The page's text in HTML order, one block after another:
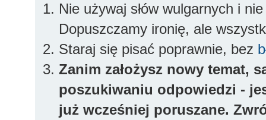
Nie używaj słów wulgarnych i
Dopuszczamy ironię, ale
Staraj się pisać poprawnie, bez
Zanim założysz nowy temat,
poszukiwaniu odpowiedzi -
już wcześniej poruszane.